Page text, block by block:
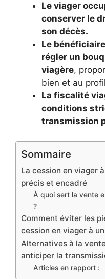
Le viager
conserver le
son décès.
Le
régler un
viagère,
bien et au
La fiscalité
conditions
transmission
Sommaire
La cession en viager
précis et encadré
À quoi sert la vente
?
Comment éviter les
cession en viager à
Alternatives à la
anticiper la
Articles en rapport :